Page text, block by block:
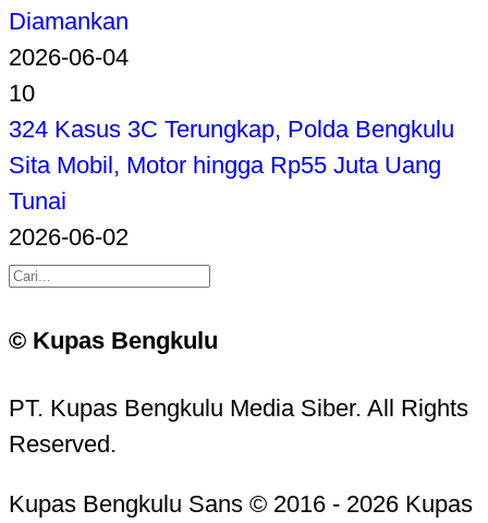
Diamankan
2026-06-04
10
324 Kasus 3C Terungkap, Polda Bengkulu
Sita Mobil, Motor hingga Rp55 Juta Uang
Tunai
2026-06-02
© Kupas Bengkulu
PT. Kupas Bengkulu Media Siber. All Rights
Reserved.
Kupas Bengkulu Sans © 2016 - 2026 Kupas